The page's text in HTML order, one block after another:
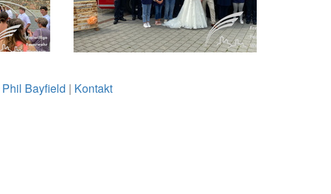
Phil Bayfield | Kontakt